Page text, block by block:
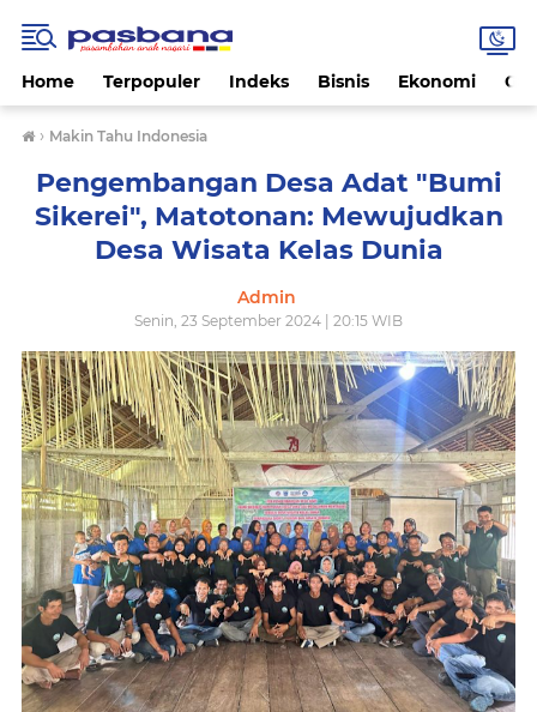
Home Terpopuler Indeks Bisnis Ekonomi
› Makin Tahu Indonesia
Pengembangan Desa Adat "Bumi
Sikerei", Matotonan: Mewujudkan
Desa Wisata Kelas Dunia
Admin
Senin, 23 September 2024 | 20:15 WIB